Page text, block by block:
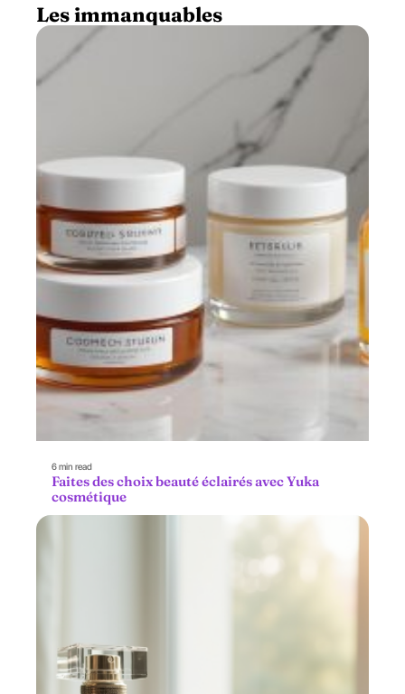
Les immanquables
6 min read
Faites des choix beauté éclairés avec Yuka
cosmétique